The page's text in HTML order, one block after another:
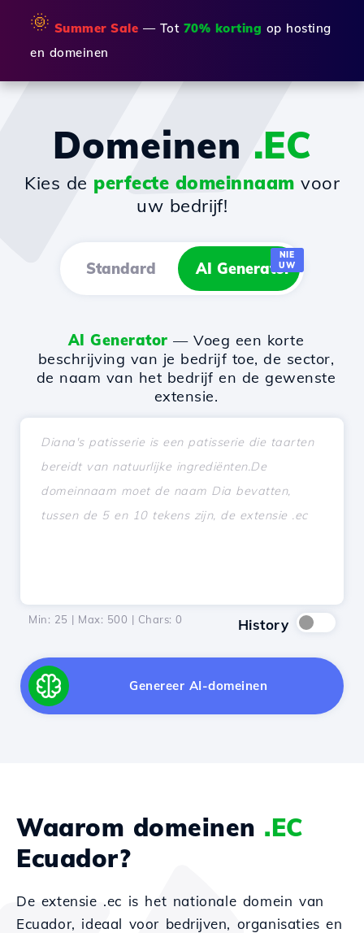
🌞 Summer Sale — Tot 70% korting op hosting
en domeinen
Domeinen .EC
Kies de perfecte domeinnaam voor
uw bedrijf!
Standard AI Generator
NIE
UW
AI Generator — Voeg een korte
beschrijving van je bedrijf toe, de sector,
de naam van het bedrijf en de gewenste
extensie.
Min: 25 | Max: 500 | Chars: 0 History
Genereer AI-domeinen
Waarom domeinen .EC
Ecuador?
De extensie .ec is het nationale domein van
Ecuador, ideaal voor bedrijven, organisaties en